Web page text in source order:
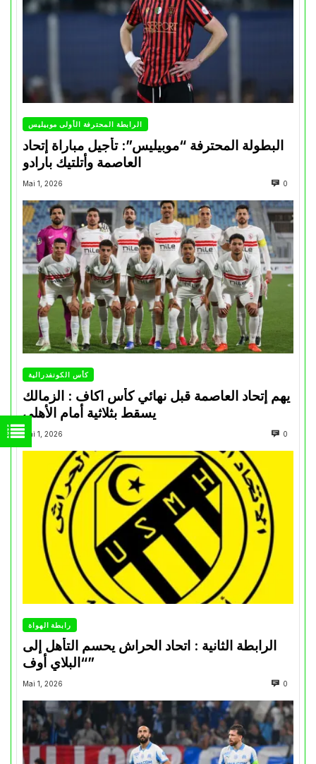
الرابطة المحترفة الأولى موبيليس
البطولة المحترفة “موبيليس”: تأجيل مباراة إتحاد
العاصمة وأتلتيك بارادو
Mai 1, 2026 0
كأس الكونفدرالية
يهم إتحاد العاصمة قبل نهائي كأس اكاف : الزمالك
Mai 1, 2026 0
رابطة الهواة
الرابطة الثانية : اتحاد الحراش يحسم التأهل إلى
“البلاي أوف”
Mai 1, 2026 0